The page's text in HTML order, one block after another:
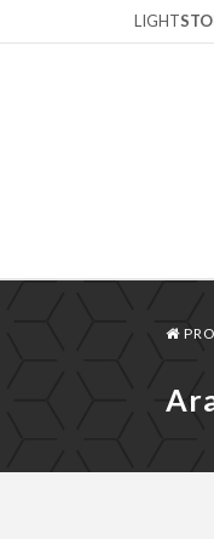
LIGHT